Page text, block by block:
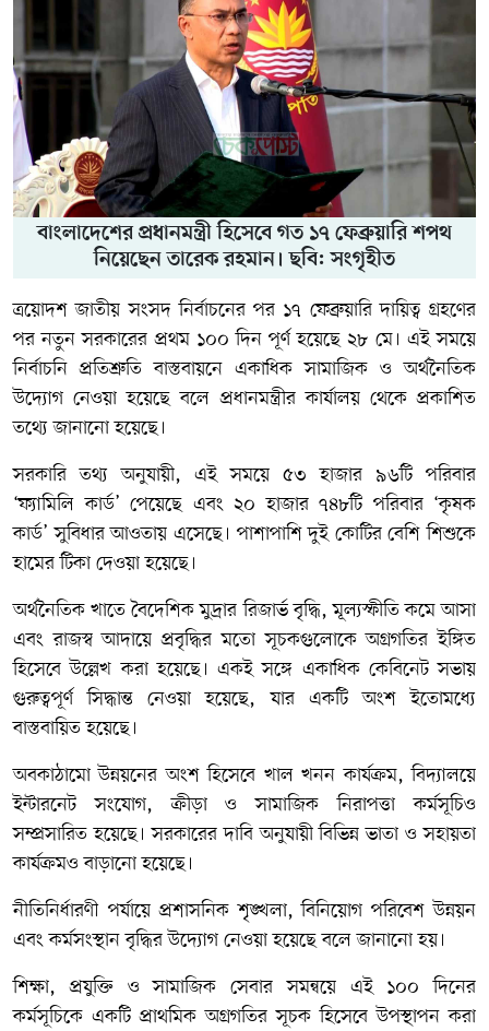
বাংলাদেশের প্রধানমন্ত্রী হিসেবে গত ১৭ ফেব্রুয়ারি শপথ
নিয়েছেন তারেক রহমান। ছবি: সংগৃহীত
ত্রয়োদশ জাতীয় সংসদ নির্বাচনের পর ১৭ ফেব্রুয়ারি দায়িত্ব গ্রহণের
পর নতুন সরকারের প্রথম ১০০ দিন পূর্ণ হয়েছে ২৮ মে। এই সময়ে
নির্বাচনি প্রতিশ্রুতি বাস্তবায়নে একাধিক সামাজিক ও অর্থনৈতিক
উদ্যোগ নেওয়া হয়েছে বলে প্রধানমন্ত্রীর কার্যালয় থেকে প্রকাশিত
তথ্যে জানানো হয়েছে।
সরকারি তথ্য অনুযায়ী, এই সময়ে ৫৩ হাজার ৯৬টি পরিবার
‘ফ্যামিলি কার্ড’ পেয়েছে এবং ২০ হাজার ৭৪৮টি পরিবার ‘কৃষক
কার্ড’ সুবিধার আওতায় এসেছে। পাশাপাশি দুই কোটির বেশি শিশুকে
হামের টিকা দেওয়া হয়েছে।
অর্থনৈতিক খাতে বৈদেশিক মুদ্রার রিজার্ভ বৃদ্ধি, মূল্যস্ফীতি কমে আসা
এবং রাজস্ব আদায়ে প্রবৃদ্ধির মতো সূচকগুলোকে অগ্রগতির ইঙ্গিত
হিসেবে উল্লেখ করা হয়েছে। একই সঙ্গে একাধিক কেবিনেট সভায়
গুরুত্বপূর্ণ সিদ্ধান্ত নেওয়া হয়েছে, যার একটি অংশ ইতোমধ্যে
বাস্তবায়িত হয়েছে।
অবকাঠামো উন্নয়নের অংশ হিসেবে খাল খনন কার্যক্রম, বিদ্যালয়ে
ইন্টারনেট সংযোগ, ক্রীড়া ও সামাজিক নিরাপত্তা কর্মসূচিও
সম্প্রসারিত হয়েছে। সরকারের দাবি অনুযায়ী বিভিন্ন ভাতা ও সহায়তা
কার্যক্রমও বাড়ানো হয়েছে।
নীতিনির্ধারণী পর্যায়ে প্রশাসনিক শৃঙ্খলা, বিনিয়োগ পরিবেশ উন্নয়ন
এবং কর্মসংস্থান বৃদ্ধির উদ্যোগ নেওয়া হয়েছে বলে জানানো হয়।
শিক্ষা, প্রযুক্তি ও সামাজিক সেবার সমন্বয়ে এই ১০০ দিনের
কর্মসূচিকে একটি প্রাথমিক অগ্রগতির সূচক হিসেবে উপস্থাপন করা